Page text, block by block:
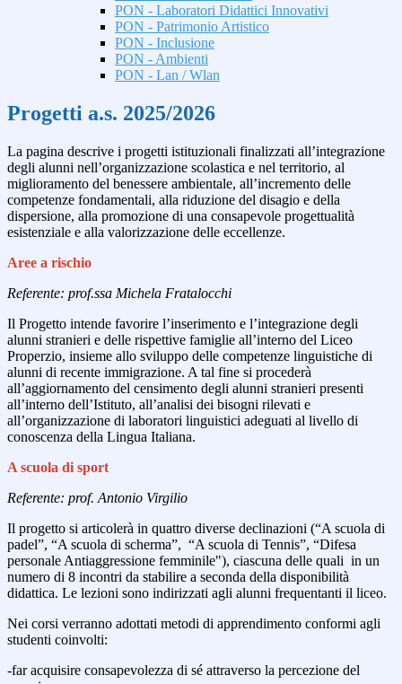
PON - Laboratori Didattici Innovativi
PON - Patrimonio Artistico
PON - Inclusione
PON - Ambienti
PON - Lan / Wlan
Progetti a.s. 2025/2026
La pagina descrive i progetti istituzionali finalizzati all’integrazione
degli alunni nell’organizzazione scolastica e nel territorio, al
miglioramento del benessere ambientale, all’incremento delle
competenze fondamentali, alla riduzione del disagio e della
dispersione, alla promozione di una consapevole progettualità
esistenziale e alla valorizzazione delle eccellenze.
Aree a rischio
Referente: prof.ssa Michela Fratalocchi
Il Progetto intende favorire l’inserimento e l’integrazione degli
alunni stranieri e delle rispettive famiglie all’interno del Liceo
Properzio, insieme allo sviluppo delle competenze linguistiche di
alunni di recente immigrazione. A tal fine si procederà
all’aggiornamento del censimento degli alunni stranieri presenti
all’interno dell’Istituto, all’analisi dei bisogni rilevati e
all’organizzazione di laboratori linguistici adeguati al livello di
conoscenza della Lingua Italiana.
A scuola di sport
Referente: prof. Antonio Virgilio
Il progetto si articolerà in quattro diverse declinazioni (“A scuola di
padel”, “A scuola di scherma”, “A scuola di Tennis”, “Difesa
personale Antiaggressione femminile"), ciascuna delle quali in un
numero di 8 incontri da stabilire a seconda della disponibilità
didattica. Le lezioni sono indirizzati agli alunni frequentanti il liceo.
Nei corsi verranno adottati metodi di apprendimento conformi agli
studenti coinvolti:
-far acquisire consapevolezza di sé attraverso la percezione del